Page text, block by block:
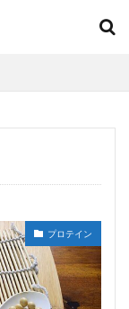
プロテイン